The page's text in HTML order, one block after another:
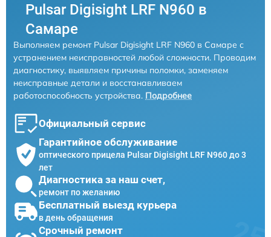
Pulsar Digisight LRF N960 в
Самаре
Выполняем ремонт Pulsar Digisight LRF N960 в Самаре с
устранением неисправностей любой сложности. Проводим
диагностику, выявляем причины поломки, заменяем
неисправные детали и восстанавливаем
работоспособность устройства. Подробнее
Официальный сервис
Гарантийное обслуживание
оптического прицела Pulsar Digisight LRF N960 до 3
лет
Диагностика за наш счет,
ремонт по желанию
Бесплатный выезд курьера
в день обращения
Срочный ремонт